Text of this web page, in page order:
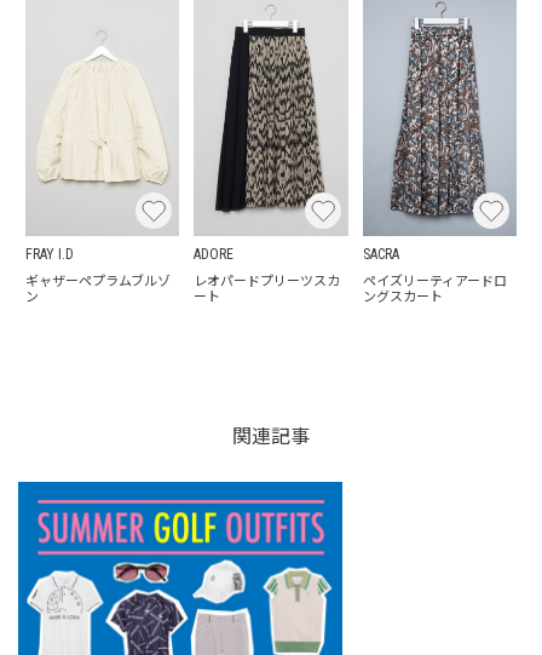
FRAY I.D
ギャザーペプラムブルゾ
ン
ADORE
レオパードプリーツスカ
ート
SACRA
ペイズリーティアードロ
ングスカート
関連記事